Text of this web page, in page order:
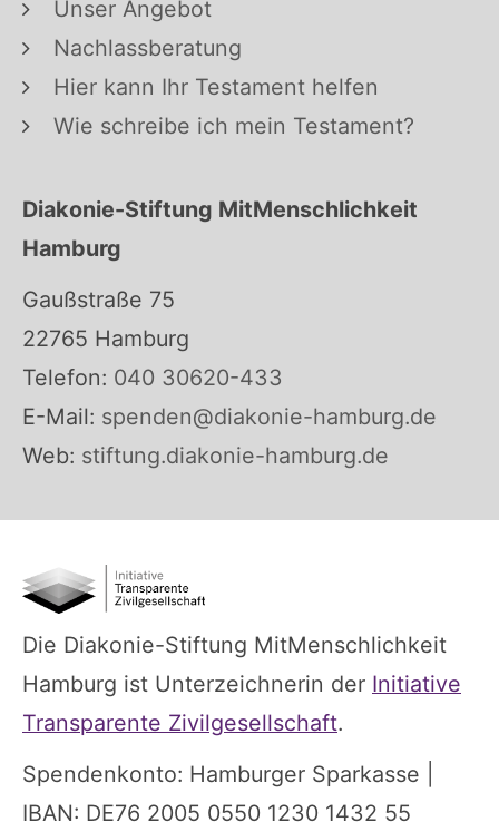
Unser Angebot
Nachlassberatung
Hier kann Ihr Testament helfen
Wie schreibe ich mein Testament?
Diakonie-Stiftung MitMenschlichkeit
Hamburg
Gaußstraße 75
22765 Hamburg
Telefon: 040 30620-433
E-Mail: spenden@diakonie-hamburg.de
Web: stiftung.diakonie-hamburg.de
Die Diakonie-Stiftung MitMenschlichkeit
Hamburg ist Unterzeichnerin der Initiative
Transparente Zivilgesellschaft.
Spendenkonto: Hamburger Sparkasse |
IBAN: DE76 2005 0550 1230 1432 55